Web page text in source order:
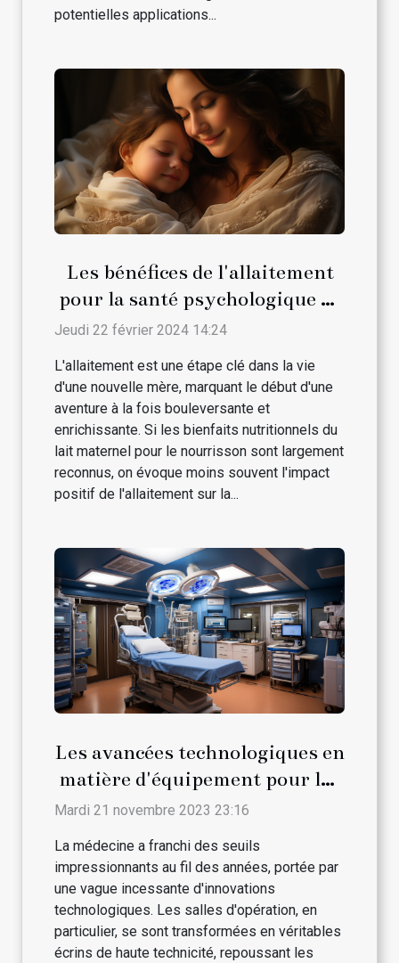
potentielles applications...
Les bénéfices de l'allaitement
pour la santé psychologique de
la maman
Jeudi 22 février 2024 14:24
L'allaitement est une étape clé dans la vie
d'une nouvelle mère, marquant le début d'une
aventure à la fois bouleversante et
enrichissante. Si les bienfaits nutritionnels du
lait maternel pour le nourrisson sont largement
reconnus, on évoque moins souvent l'impact
positif de l'allaitement sur la...
Les avancées technologiques en
matière d'équipement pour les
salles d'opération
Mardi 21 novembre 2023 23:16
La médecine a franchi des seuils
impressionnants au fil des années, portée par
une vague incessante d'innovations
technologiques. Les salles d'opération, en
particulier, se sont transformées en véritables
écrins de haute technicité, repoussant les